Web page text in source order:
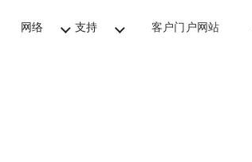
网络 支持 客户门户网站